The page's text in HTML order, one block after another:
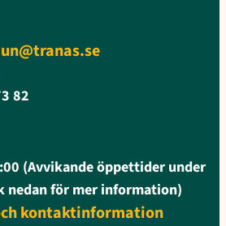
82
(Avvikande öppettider under
nedan för mer information)
kontaktinformation